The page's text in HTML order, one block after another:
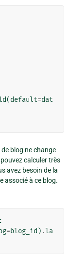
(default=dat
blog ne change
calculer très
avez besoin de la
associé à ce blog.
=blog_id ) .la